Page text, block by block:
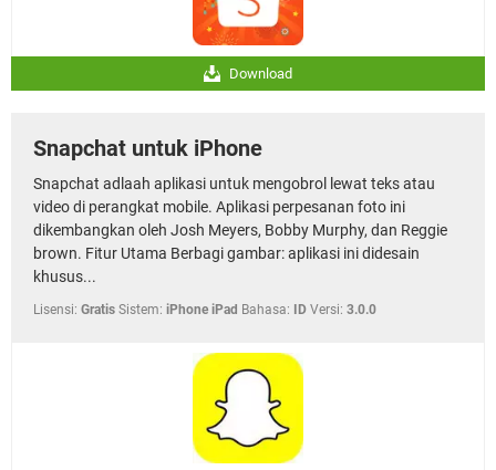
Download
Snapchat untuk iPhone
Snapchat adlaah aplikasi untuk mengobrol lewat teks atau
video di perangkat mobile. Aplikasi perpesanan foto ini
dikembangkan oleh Josh Meyers, Bobby Murphy, dan Reggie
brown. Fitur Utama Berbagi gambar: aplikasi ini didesain
khusus...
Lisensi: Gratis Sistem: iPhone iPad Bahasa: ID Versi: 3.0.0